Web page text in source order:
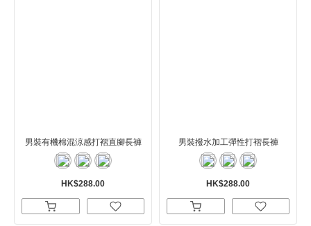
男裝有機棉混涼感打褶直腳長褲
HK$288.00
男裝撥水加工彈性打褶長褲
HK$288.00